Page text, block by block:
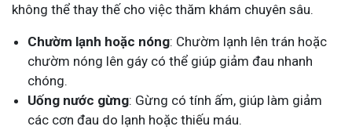
không thể thay thế cho việc thăm khám chuyên sâu.
Chườm lạnh hoặc nóng: Chườm lạnh lên trán hoặc
chườm nóng lên gáy có thể giúp giảm đau nhanh
chóng.
Uống nước gừng: Gừng có tính ấm, giúp làm giảm
các cơn đau do lạnh hoặc thiếu máu.